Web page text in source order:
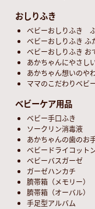
おしりふき
ベビーおしりふき
ベビーおしりふき ふ
ベビーおしりふき お
あかちゃんにやさし
あかちゃん想いのや
ママのこだわりベビ
ベビーケア用品
ベビー手口ふき
ソークリン消毒液
あかちゃんの歯のお
ベビードライコット
ベビーバスガーゼ
ガーゼハンカチ
臍帯箱（メモリー）
臍帯箱（オーバル）
手足型アルバム